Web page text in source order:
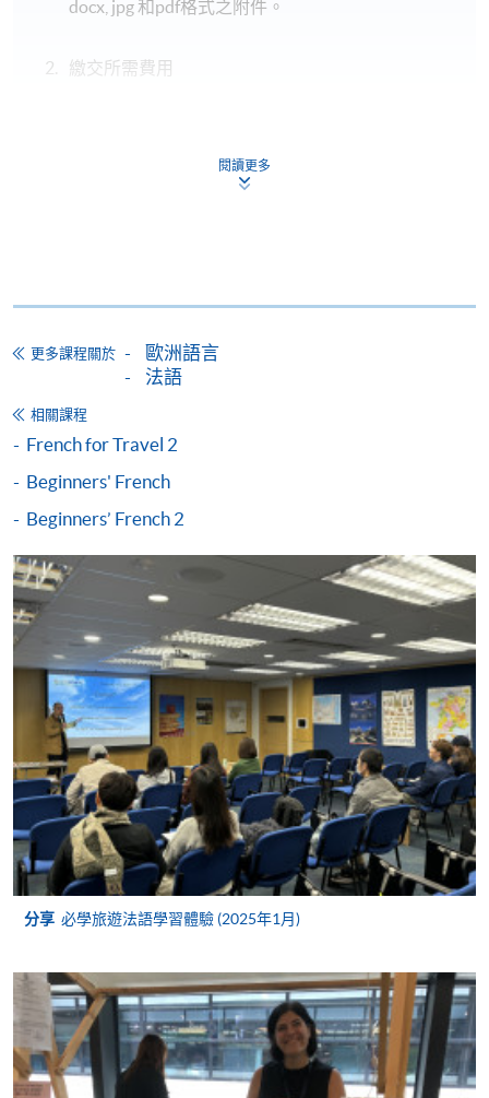
docx, jpg 和pdf格式之附件。
繳交所需費用
- 申請人須先開立繳費靈戶口及設
Mastercard（包括「香港大學專業進修學院
Mastercard卡」）繳付學費。
月免息分期付款優惠，必須親臨本學院設有報名服務的教
學中心作付款安排。
申請/報讀指南 :
-短期課程
個別學歷頒授課程
報讀同一學歷頒授課程內其他單元
個別課程為須報讀同一學歷頒授課程及其他單元或繳
交下期學費的學員，提供網上服務，如學員就讀的課
程設有此服務，課程負責人會通知學員有關程序。
網上支付可通過「繳費靈」(PPS) (不適用於手機)、
VISA 或 Mastercard、「微信支付」(Online WeChat
Pay) 、「支付寶」(Online Alipay) 或 「轉數快」(FPS)
親身報名/郵遞
閱讀更多
更多課程關於
歐洲語言
法語
相關課程
French for Travel 2
Beginners' French
Beginners’ French 2
分享 必學旅遊法語學習體驗 (2025年1月)